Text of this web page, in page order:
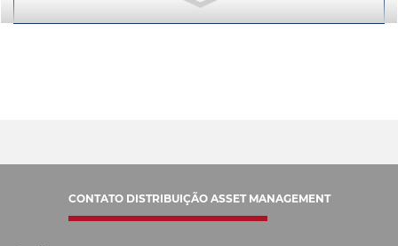
Outubro/23
CONTATO DISTRIBUIÇÃO ASSET MANAGEMENT